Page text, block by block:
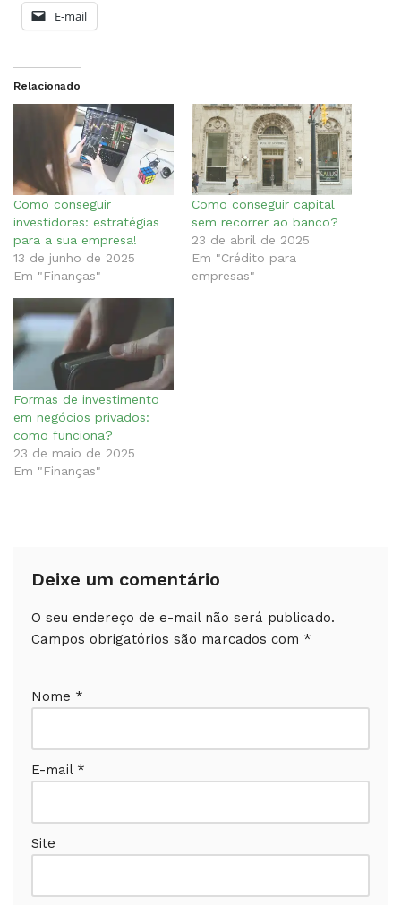
E-mail
Relacionado
Como conseguir
investidores: estratégias
para a sua empresa!
13 de junho de 2025
Em "Finanças"
Como conseguir capital
sem recorrer ao banco?
23 de abril de 2025
Em "Crédito para
empresas"
Formas de investimento
em negócios privados:
como funciona?
23 de maio de 2025
Em "Finanças"
Deixe um comentário
O seu endereço de e-mail não será publicado.
Campos obrigatórios são marcados com *
Nome *
E-mail *
Site